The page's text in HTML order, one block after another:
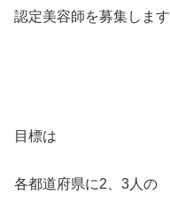
認定美容師を募集します
目標は
各都道府県に2、3人の